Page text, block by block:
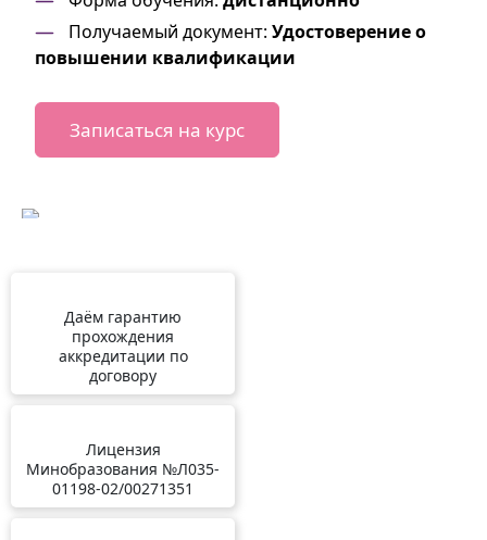
Получаемый документ: Удостоверение о
повышении квалификации
Записаться на курс
Даём гарантию
прохождения
аккредитации по
договору
Лицензия
Минобразования №Л035-
01198-02/00271351